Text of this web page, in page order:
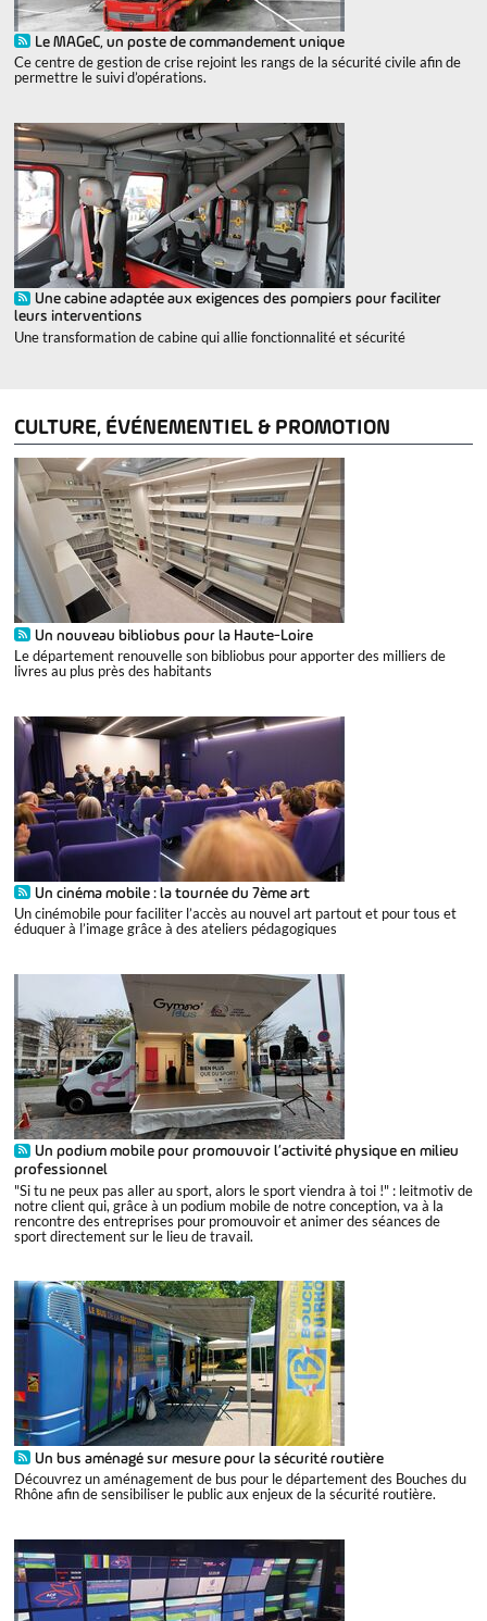
Le MAGeC, un poste de commandement unique
Ce centre de gestion de crise rejoint les rangs de la sécurité civile afin de
permettre le suivi d’opérations.
Une cabine adaptée aux exigences des pompiers pour faciliter
leurs interventions
Une transformation de cabine qui allie fonctionnalité et sécurité
CULTURE, ÉVÉNEMENTIEL & PROMOTION
Un nouveau bibliobus pour la Haute-Loire
Le département renouvelle son bibliobus pour apporter des milliers de
livres au plus près des habitants
Un cinéma mobile : la tournée du 7ème art
Un cinémobile pour faciliter l’accès au nouvel art partout et pour tous et
éduquer à l’image grâce à des ateliers pédagogiques
Un podium mobile pour promouvoir l’activité physique en milieu
professionnel
"Si tu ne peux pas aller au sport, alors le sport viendra à toi !" : leitmotiv de
notre client qui, grâce à un podium mobile de notre conception, va à la
rencontre des entreprises pour promouvoir et animer des séances de
sport directement sur le lieu de travail.
Un bus aménagé sur mesure pour la sécurité routière
Découvrez un aménagement de bus pour le département des Bouches du
Rhône afin de sensibiliser le public aux enjeux de la sécurité routière.